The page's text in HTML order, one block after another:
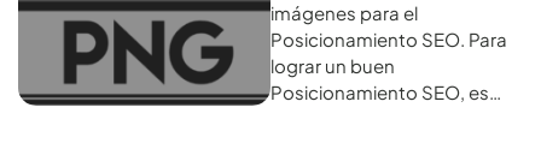
imágenes para el
Posicionamiento SEO. Para
lograr un buen
Posicionamiento SEO, es…